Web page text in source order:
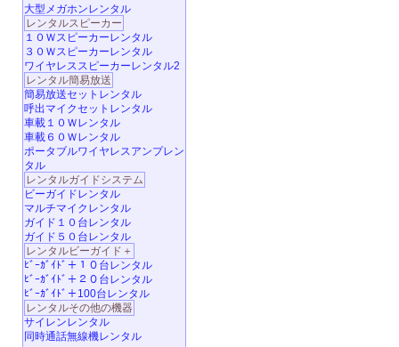
大型メガホンレンタル
レンタルスピーカー
１０Ｗスピーカーレンタル
３０Ｗスピーカーレンタル
ワイヤレススピーカーレンタル2
レンタル簡易放送
簡易放送セットレンタル
呼出マイクセットレンタル
車載１０Ｗレンタル
車載６０Ｗレンタル
ポータブルワイヤレスアンプレン
タル
レンタルガイドシステム
ビーガイドレンタル
マルチマイクレンタル
ガイド１０台レンタル
ガイド５０台レンタル
レンタルビーガイド＋
ﾋﾞｰｶﾞｲﾄﾞ＋１０台レンタル
ﾋﾞｰｶﾞｲﾄﾞ＋２０台レンタル
ﾋﾞｰｶﾞｲﾄﾞ＋100台レンタル
レンタルその他の機器
サイレンレンタル
同時通話無線機レンタル